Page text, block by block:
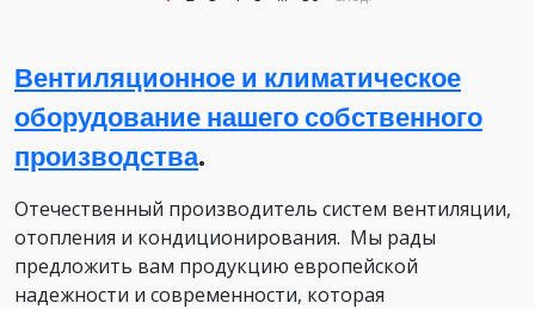
Вентиляционное и климатическое
оборудование нашего собственного
производства.
Отечественный производитель систем вентиляции,
отопления и кондиционирования. Мы рады
предложить вам продукцию европейской
надежности и современности, которая